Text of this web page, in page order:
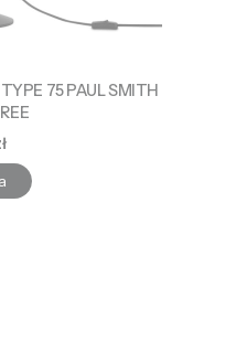
75 PAUL SMITH